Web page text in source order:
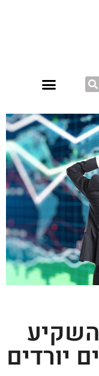
יורדים